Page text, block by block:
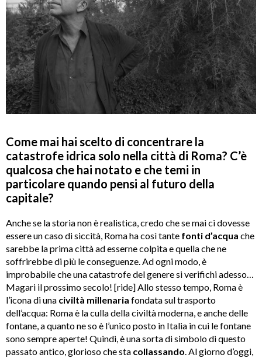
Come mai hai scelto di concentrare la
catastrofe idrica solo nella città di Roma? C’è
qualcosa che hai notato e che temi in
particolare quando pensi al futuro della
capitale?
Anche se la storia non è realistica, credo che se mai ci dovesse
essere un caso di siccità, Roma ha così tante fonti d’acqua che
sarebbe la prima città ad esserne colpita e quella che ne
soffrirebbe di più le conseguenze. Ad ogni modo, è
improbabile che una catastrofe del genere si verifichi adesso…
Magari il prossimo secolo! [ride] Allo stesso tempo, Roma è
l’icona di una civiltà millenaria fondata sul trasporto
dell’acqua: Roma è la culla della civiltà moderna, e anche delle
fontane, a quanto ne so è l’unico posto in Italia in cui le fontane
sono sempre aperte! Quindi, è una sorta di simbolo di questo
passato antico, glorioso che sta collassando. Al giorno d’oggi,